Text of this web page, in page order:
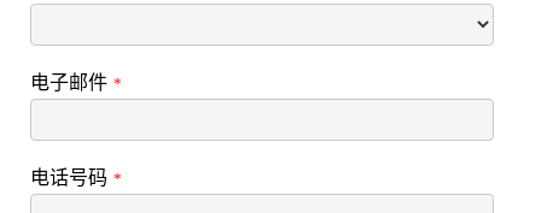
电子邮件 *
电话号码 *